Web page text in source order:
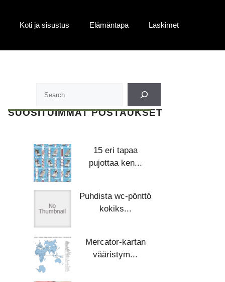
Koti ja sisustus Elämäntapa Laskimet
SUOSITUIMMAT POSTAUKSET
15 eri tapaa
pujottaa ken...
Puhdista wc-pönttö
kokiks...
Mercator-kartan
vääristym...